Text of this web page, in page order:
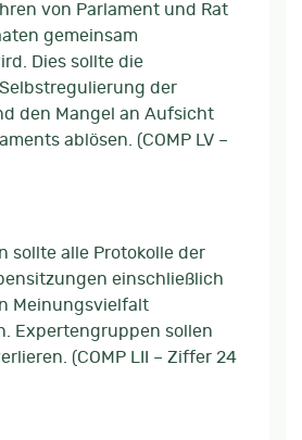
von Parlament und Rat
gemeinsam
Dies sollte die
der
den Mangel an Aufsicht
ablösen. (COMP LV –
sollte alle Protokolle der
einschließlich
Meinungsvielfalt
Expertengruppen sollen
(COMP LII – Ziffer 24